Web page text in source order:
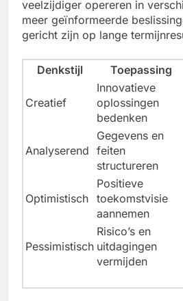
veelzijdiger opereren in
meer geïnformeerde
gericht zijn op lange
Denkstijl Toepassing
Creatief
Innovatieve
oplossingen
bedenken
Analyserend
Gegevens en
feiten
structureren
Optimistisch
Positieve
toekomstvisie
aannemen
Pessimistisch
Risico’s en
uitdagingen
vermijden